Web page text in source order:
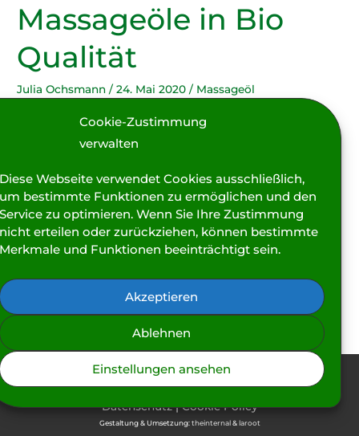
Cookie-Zustimmung
verwalten
Webseite verwendet Cookies ausschließlich,
bestimmte Funktionen zu ermöglichen und den
zu optimieren. Wenn Sie Ihre Zustimmung
erteilen oder zurückziehen, können bestimmte
und Funktionen beeinträchtigt sein.
Akzeptieren
Ablehnen
Einstellungen ansehen
Massageöle in Bio
Qualität
Julia Ochsmann/24. Mai 2020/ Massageöl
Mir ist es von Beginn an wichtig gewesen, Öle in sehr
guter Qualität zu nutzen. Nun habe ich allerdings das
Qualität mit Aromen, die selbstverständlich direkt aus der
Natur gewonnen und in einer wunderbaren Art
kombiniert sind. So gibt es nun acht verschiedene Düfte,
die in […]
Bio
Copyright © 2026Deistermassage.de|Impressum|
Datenschutz|Cookie Policy
Gestaltung & Umsetzung:theinternal&laroot